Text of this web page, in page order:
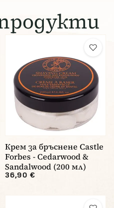
Крем за бръснене Castle
Forbes - Cedarwood &
Sandalwood (200 мл)
36,90 €